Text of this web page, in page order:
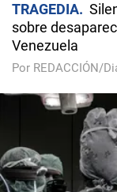
TRAGEDIA
sobre
Venezuela
Por REDACCIÓN/